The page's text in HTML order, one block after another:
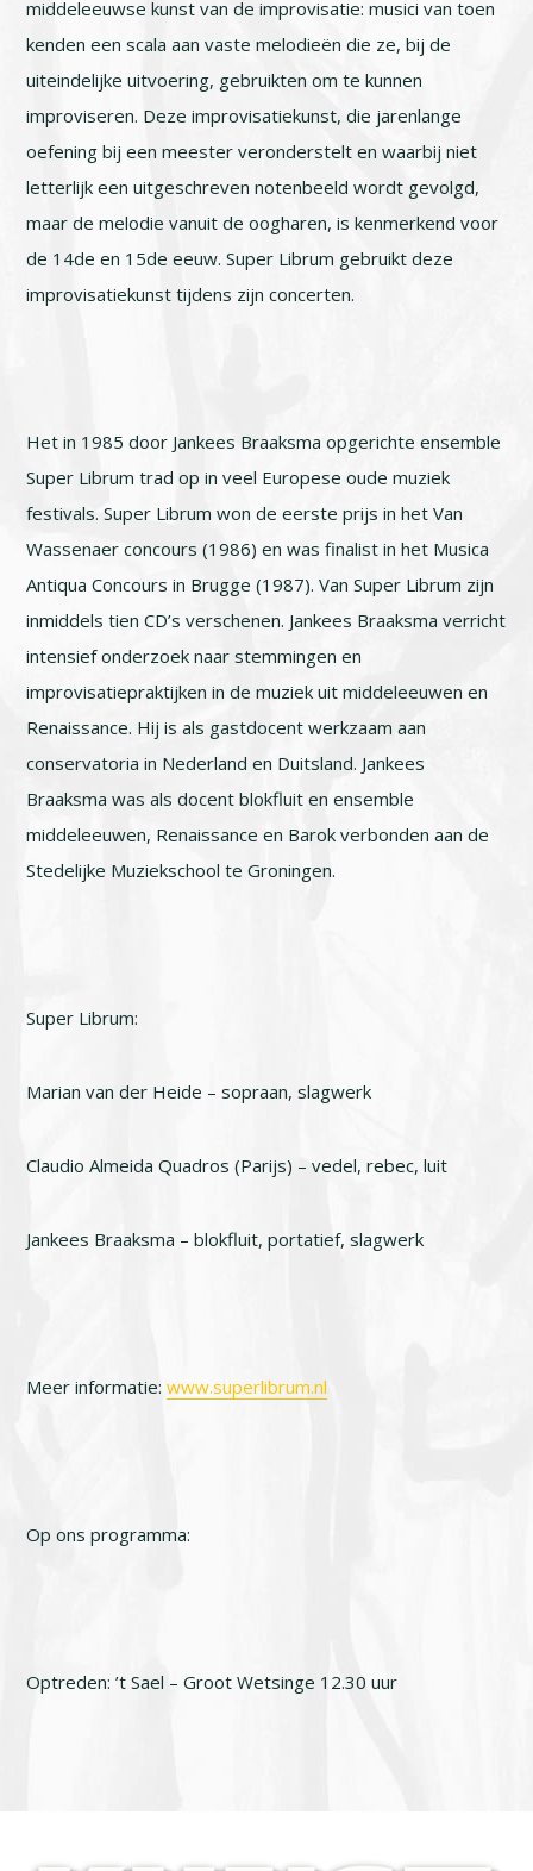
middeleeuwse kunst van de improvisatie: musici van toen
kenden een scala aan vaste melodieën die ze, bij de
uiteindelijke uitvoering, gebruikten om te kunnen
improviseren. Deze improvisatiekunst, die jarenlange
oefening bij een meester veronderstelt en waarbij niet
letterlijk een uitgeschreven notenbeeld wordt gevolgd,
maar de melodie vanuit de oogharen, is kenmerkend voor
de 14de en 15de eeuw. Super Librum gebruikt deze
improvisatiekunst tijdens zijn concerten.
Het in 1985 door Jankees Braaksma opgerichte ensemble
Super Librum trad op in veel Europese oude muziek
festivals. Super Librum won de eerste prijs in het Van
Wassenaer concours (1986) en was finalist in het Musica
Antiqua Concours in Brugge (1987). Van Super Librum zijn
inmiddels tien CD’s verschenen. Jankees Braaksma verricht
intensief onderzoek naar stemmingen en
improvisatiepraktijken in de muziek uit middeleeuwen en
Renaissance. Hij is als gastdocent werkzaam aan
conservatoria in Nederland en Duitsland. Jankees
Braaksma was als docent blokfluit en ensemble
middeleeuwen, Renaissance en Barok verbonden aan de
Stedelijke Muziekschool te Groningen.
Super Librum:
Marian van der Heide – sopraan, slagwerk
Claudio Almeida Quadros (Parijs) – vedel, rebec, luit
Jankees Braaksma – blokfluit, portatief, slagwerk
Meer informatie:www.superlibrum.nl
Op ons programma:
Optreden: ’t Sael – Groot Wetsinge 12.30 uur